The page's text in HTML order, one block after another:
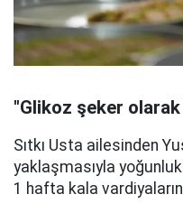
"Glikoz şeker olarak
Sıtkı Usta ailesinden
yaklaşmasıyla
1 hafta kala